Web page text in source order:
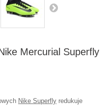
Mercurial Superfly
Nike Superfly redukuje